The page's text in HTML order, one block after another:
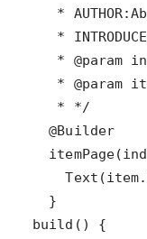
*
*
* @param
* @param
   * */
@Builder
itemPage(
Text (item.
build